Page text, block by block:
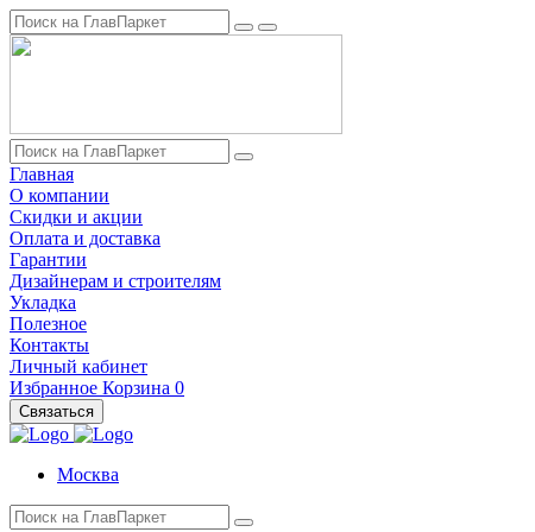
Главная
О компании
Скидки и акции
Оплата и доставка
Гарантии
Дизайнерам и строителям
Укладка
Полезное
Контакты
Личный кабинет
Избранное Корзина 0
Связаться
Москва